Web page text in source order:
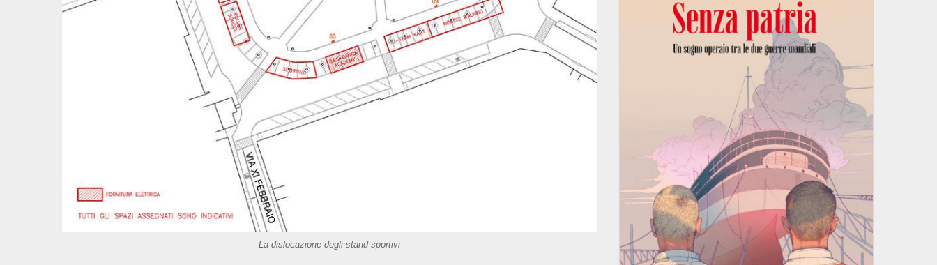
La dislocazione degli stand sportivi